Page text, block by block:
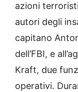
azioni
autori degli
capitano
dell’FBI, e
Kraft, due
operativi.